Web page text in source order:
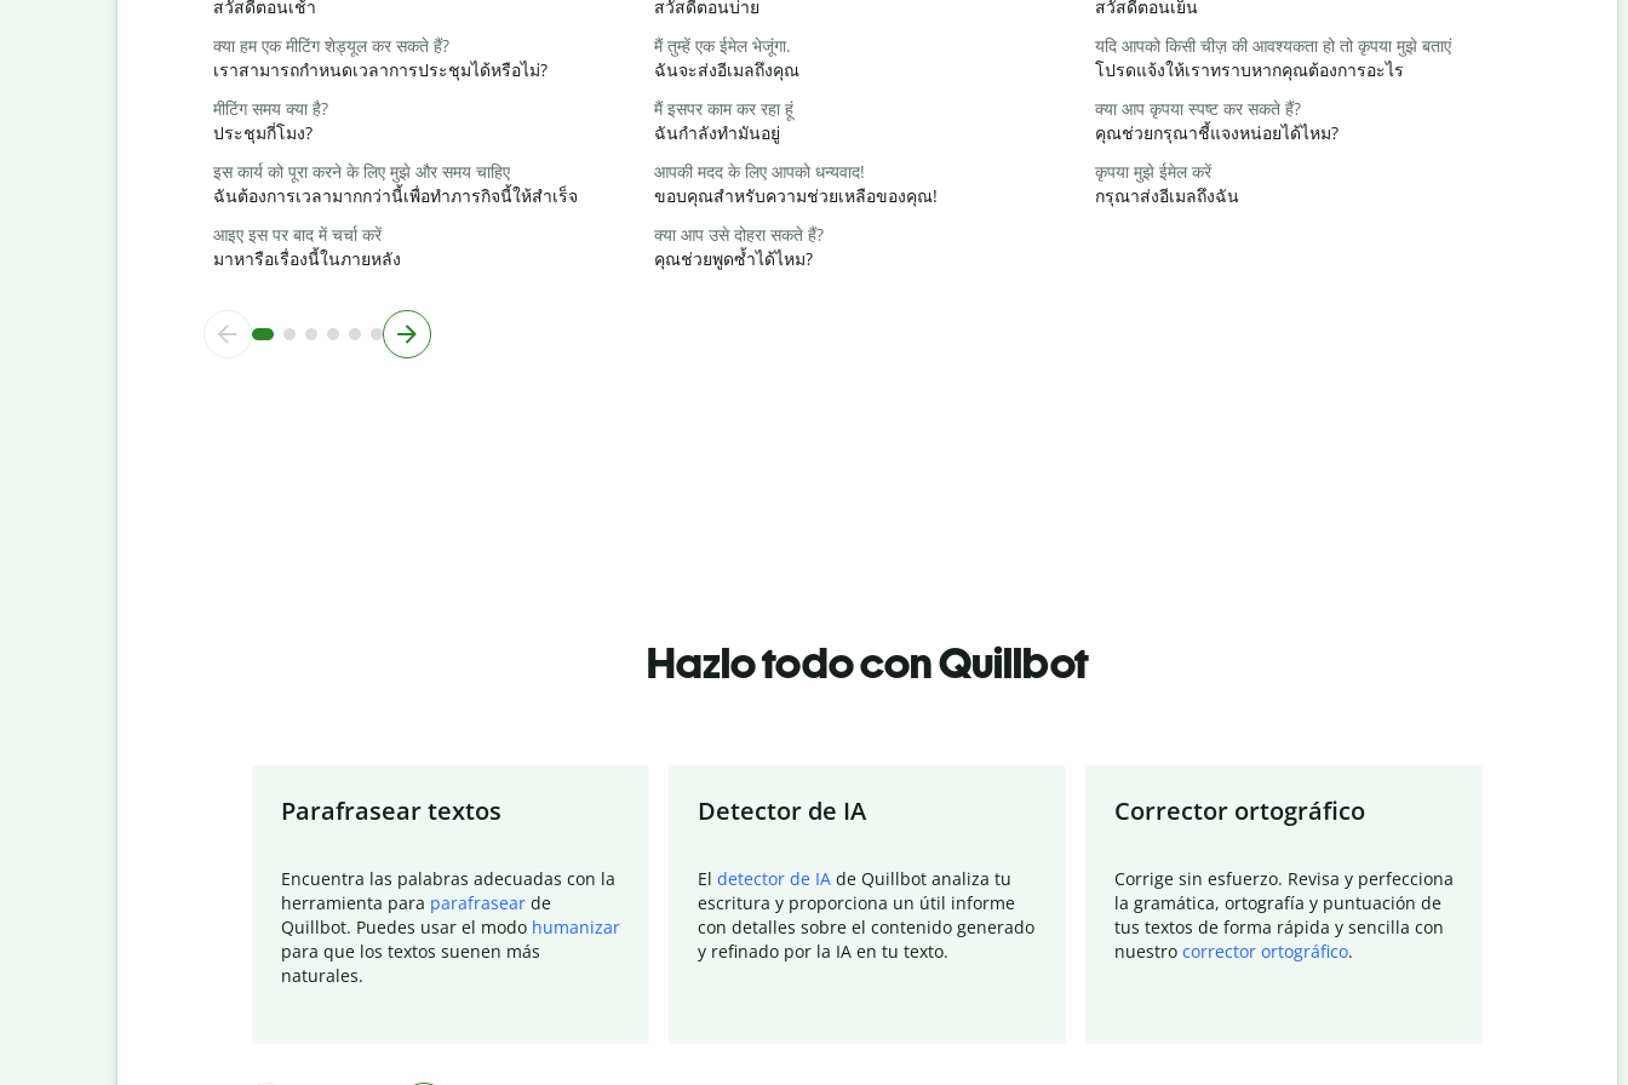
สวัสดีตอนเช้า
สวัสดีตอนบ่าย
สวัสดีตอนเย็น
क्या हम एक मीटिंग शेड्यूल कर सकते हैं?
เราสามารถกำหนดเวลาการประชุมได้หรือไม่?
मैं तुम्हें एक ईमेल भेजूंगा.
ฉันจะส่งอีเมลถึงคุณ
यदि आपको किसी चीज़ की आवश्यकता हो तो कृपया मुझे बताएं
โปรดแจ้งให้เราทราบหากคุณต้องการอะไร
मीटिंग समय क्या है?
ประชุมกี่โมง?
मैं इसपर काम कर रहा हूं
ฉันกำลังทำมันอยู่
क्या आप कृपया स्पष्ट कर सकते हैं?
คุณช่วยกรุณาชี้แจงหน่อยได้ไหม?
इस कार्य को पूरा करने के लिए मुझे और समय चाहिए
ฉันต้องการเวลามากกว่านี้เพื่อทำภารกิจนี้ให้สำเร็จ
आपकी मदद के लिए आपको धन्यवाद!
ขอบคุณสำหรับความช่วยเหลือของคุณ!
कृपया मुझे ईमेल करें
กรุณาส่งอีเมลถึงฉัน
आइए इस पर बाद में चर्चा करें
มาหารือเรื่องนี้ในภายหลัง
क्या आप उसे दोहरा सकते हैं?
คุณช่วยพูดซ้ำได้ไหม?
Hazlo todo con Quillbot
Parafrasear textos
Encuentra las palabras adecuadas con la
herramienta para parafrasear de
Quillbot. Puedes usar el modo humanizar
para que los textos suenen más
naturales.
Detector de IA
El detector de IA de Quillbot analiza tu
escritura y proporciona un útil informe
con detalles sobre el contenido generado
y refinado por la IA en tu texto.
Corrector ortográfico
Corrige sin esfuerzo. Revisa y perfecciona
la gramática, ortografía y puntuación de
tus textos de forma rápida y sencilla con
nuestro corrector ortográfico.